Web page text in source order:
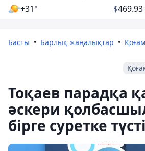
+31° $469.93
Басты Барлық жаңалықтар
Тоқаев парадқа
әскери
бірге суретке түсті